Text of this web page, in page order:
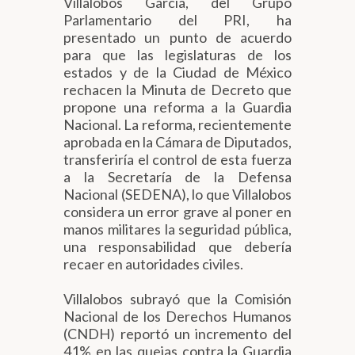
Parlamentario del PRI, ha
presentado un punto de acuerdo
para que las legislaturas de los
estados y de la Ciudad de México
rechacen la Minuta de Decreto que
propone una reforma a la Guardia
Nacional. La reforma, recientemente
aprobada en la Cámara de Diputados,
transferiría el control de esta fuerza
a la Secretaría de la Defensa
Nacional (SEDENA), lo que Villalobos
considera un error grave al poner en
manos militares la seguridad pública,
una responsabilidad que debería
recaer en autoridades civiles.
Villalobos subrayó que la Comisión
Nacional de los Derechos Humanos
(CNDH) reportó un incremento del
41% en las quejas contra la Guardia